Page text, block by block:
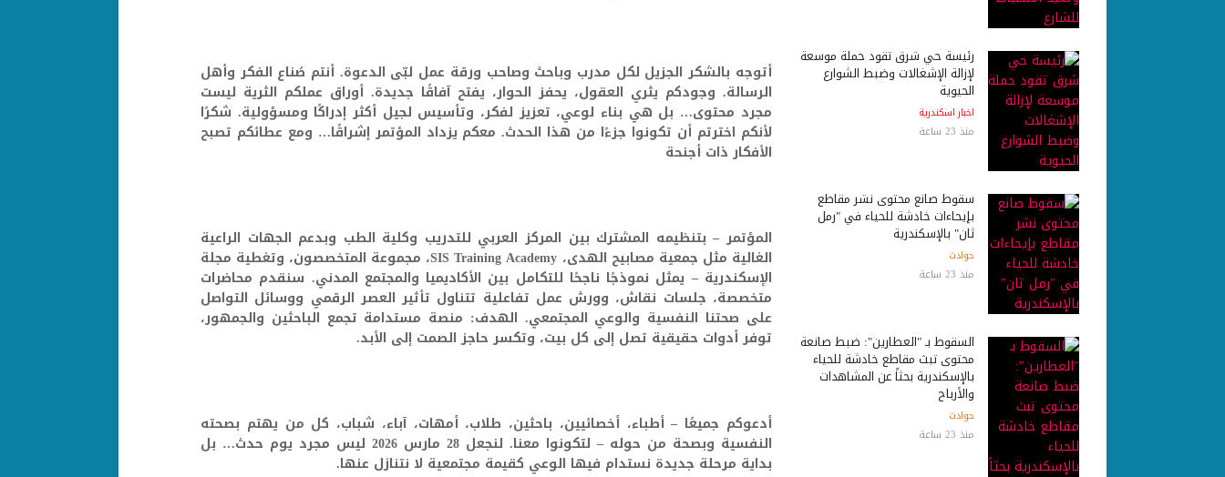
أتوجه بالشكر الجزيل لكل مدرب وباحث وصاحب ورقة عمل لبّى الدعوة. أنتم صُناع الفكر وأهل
الرسالة. وجودكم يثري العقول، يحفز الحوار، يفتح آفاقًا جديدة. أوراق عملكم الثرية ليست
مجرد محتوى… بل هي بناء لوعي، تعزيز لفكر، وتأسيس لجيل أكثر إدراكًا ومسؤولية. شكرًا
لأنكم اخترتم أن تكونوا جزءًا من هذا الحدث. معكم يزداد المؤتمر إشراقًا… ومع عطائكم تصبح
الأفكار ذات أجنحة
المؤتمر – بتنظيمه المشترك بين المركز العربي للتدريب وكلية الطب وبدعم الجهات الراعية
الغالية مثل جمعية مصابيح الهدى، SIS Training Academy، مجموعة المتخصصون، وتغطية مجلة
الإسكندرية – يمثل نموذجًا ناجحًا للتكامل بين الأكاديميا والمجتمع المدني. سنقدم محاضرات
متخصصة، جلسات نقاش، وورش عمل تفاعلية تتناول تأثير العصر الرقمي ووسائل التواصل
على صحتنا النفسية والوعي المجتمعي. الهدف: منصة مستدامة تجمع الباحثين والجمهور،
توفر أدوات حقيقية تصل إلى كل بيت، وتكسر حاجز الصمت إلى الأبد.
أدعوكم جميعًا – أطباء، أخصائيين، باحثين، طلاب، أمهات، آباء، شباب، كل من يهتم بصحته
النفسية وبصحة من حوله – لتكونوا معنا. لنجعل 28 مارس 2026 ليس مجرد يوم حدث… بل
بداية مرحلة جديدة نستدام فيها الوعي كقيمة مجتمعية لا نتنازل عنها.
رئيسة حي شرق تقود حملة موسعة
لإزالة الإشغالات وضبط الشوارع
الحيوية
اخبار اسكندرية
منذ 23 ساعة
سقوط صانع محتوى نشر مقاطع
بإيحاءات خادشة للحياء في "رمل
ثان" بالإسكندرية
حوادث
منذ 23 ساعة
السقوط بـ "العطارين": ضبط صانعة
محتوى تبث مقاطع خادشة للحياء
بالإسكندرية بحثاً عن المشاهدات
والأرباح
حوادث
منذ 23 ساعة